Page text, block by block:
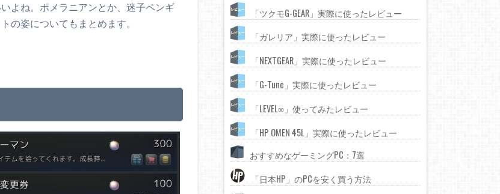
よね。ポメラニアンとか、迷子ペンギ
の姿についてもまとめます。
「ツクモG-GEAR」実際に使ったレビュー
「ガレリア」実際に使ったレビュー
「NEXTGEAR」実際に使ったレビュー
「G-Tune」実際に使ったレビュー
「LEVEL∞」使ってみたレビュー
「HP OMEN 45L」実際に使ったレビュー
おすすめなゲーミングPC：7選
「日本HP」のPCを安く買う方法